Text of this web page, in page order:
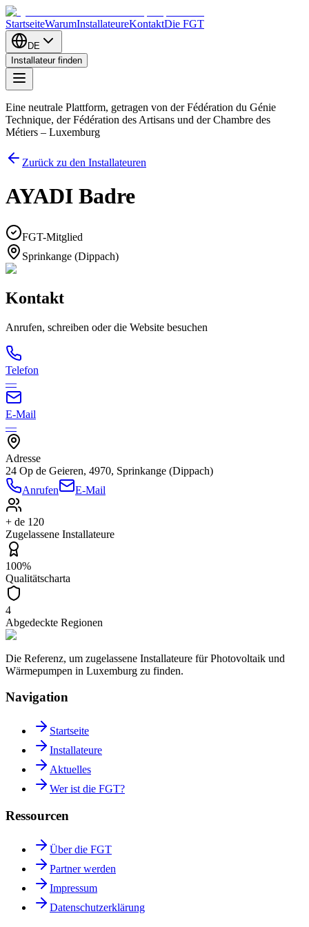
StartseiteWarumInstallateureKontaktDie FGT
DE
Installateur finden
Eine neutrale Plattform, getragen von der Fédération du Génie
Technique, der Fédération des Artisans und der Chambre des
Métiers – Luxemburg
Zurück zu den Installateuren
AYADI Badre
FGT-Mitglied
Sprinkange (Dippach)
Kontakt
Anrufen, schreiben oder die Website besuchen
Telefon
—
E-Mail
—
Adresse
24 Op de Geieren, 4970, Sprinkange (Dippach)
Anrufen
E-Mail
+ de 120
Zugelassene Installateure
100%
Qualitätscharta
4
Abgedeckte Regionen
Die Referenz, um zugelassene Installateure für Photovoltaik und
Wärmepumpen in Luxemburg zu finden.
Navigation
Startseite
Installateure
Aktuelles
Wer ist die FGT?
Ressourcen
Über die FGT
Partner werden
Impressum
Datenschutzerklärung